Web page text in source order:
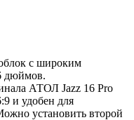
с широким
дюймов.
АТОЛ Jazz 16 Pro
и удобен для
установить второй